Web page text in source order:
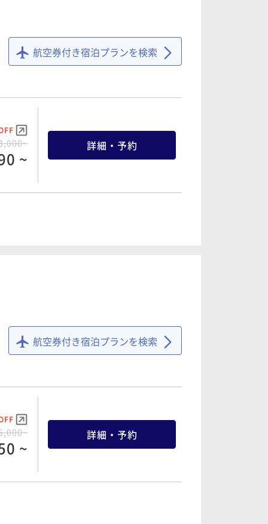
航空券付き宿泊プランを検索
~
詳細・予約
航空券付き宿泊プランを検索
~
詳細・予約